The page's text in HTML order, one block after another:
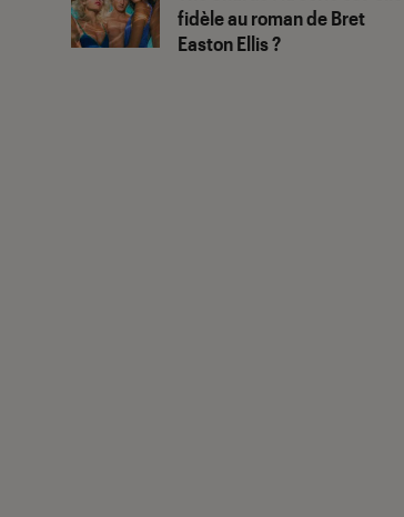
fidèle au roman de Bret
Easton Ellis ?